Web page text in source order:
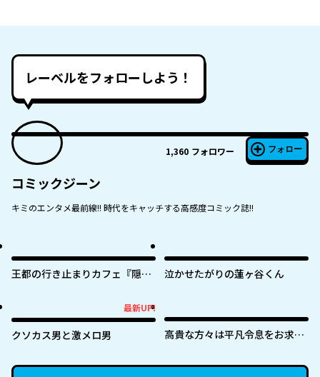
レーベルをフォローしよう！
1,360 フォロワー フォロー
コミックジーン
キミのエンタメ最前線!! 時代をキャッチする高感度コミック誌!!
王都の行き止まりカフェ『隠れ
た私の店に筆頭文官様がくつろ
ぎに来ます～
泣かせたがりの蓮ヶ谷くん
最新UP!
クソカス男と激メロ男
高貴な方々は平凡令息をお求め
介な秘密を打ち明けてくるので